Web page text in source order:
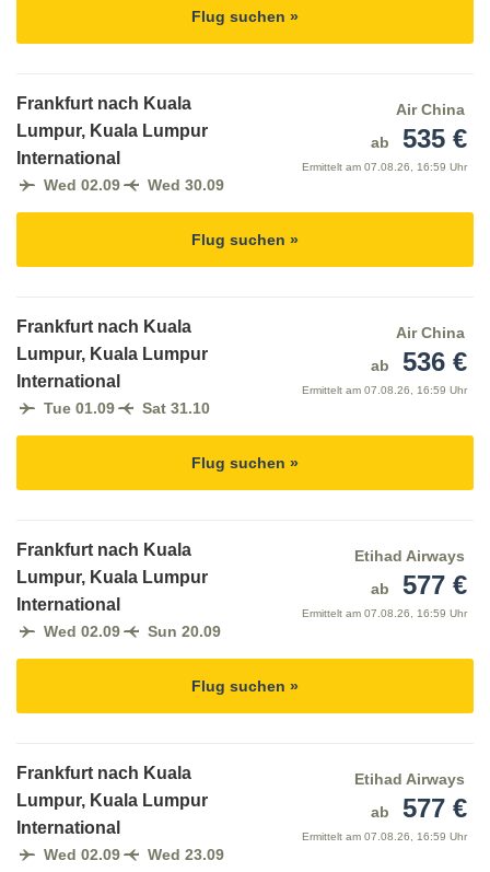
Flug suchen »
Frankfurt nach Kuala
Lumpur, Kuala Lumpur
International
Wed 02.09 Wed 30.09
Air China
ab
535 €
Ermittelt am 07.08.26, 16:59 Uhr
Flug suchen »
Frankfurt nach Kuala
Lumpur, Kuala Lumpur
International
Tue 01.09 Sat 31.10
Air China
ab
536 €
Ermittelt am 07.08.26, 16:59 Uhr
Flug suchen »
Frankfurt nach Kuala
Lumpur, Kuala Lumpur
International
Wed 02.09 Sun 20.09
Etihad Airways
ab
577 €
Ermittelt am 07.08.26, 16:59 Uhr
Flug suchen »
Frankfurt nach Kuala
Lumpur, Kuala Lumpur
International
Wed 02.09 Wed 23.09
Etihad Airways
ab
577 €
Ermittelt am 07.08.26, 16:59 Uhr